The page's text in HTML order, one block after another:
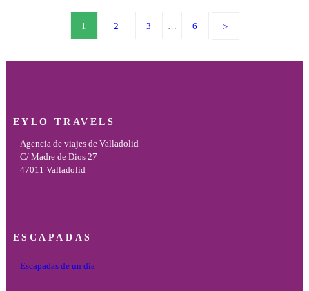
1 2 3 … 6
EYLO TRAVELS
Agencia de viajes de Valladolid
C/ Madre de Dios 27
47011 Valladolid
ESCAPADAS
Escapadas de un día